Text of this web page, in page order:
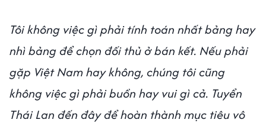
Tôi không việc gì phải tính toán nhất bảng hay
nhì bảng để chọn đối thủ ở bán kết. Nếu phải
gặp Việt Nam hay không, chúng tôi cũng
không việc gì phải buồn hay vui gì cả. Tuyển
Thái Lan đến đây để hoàn thành mục tiêu vô